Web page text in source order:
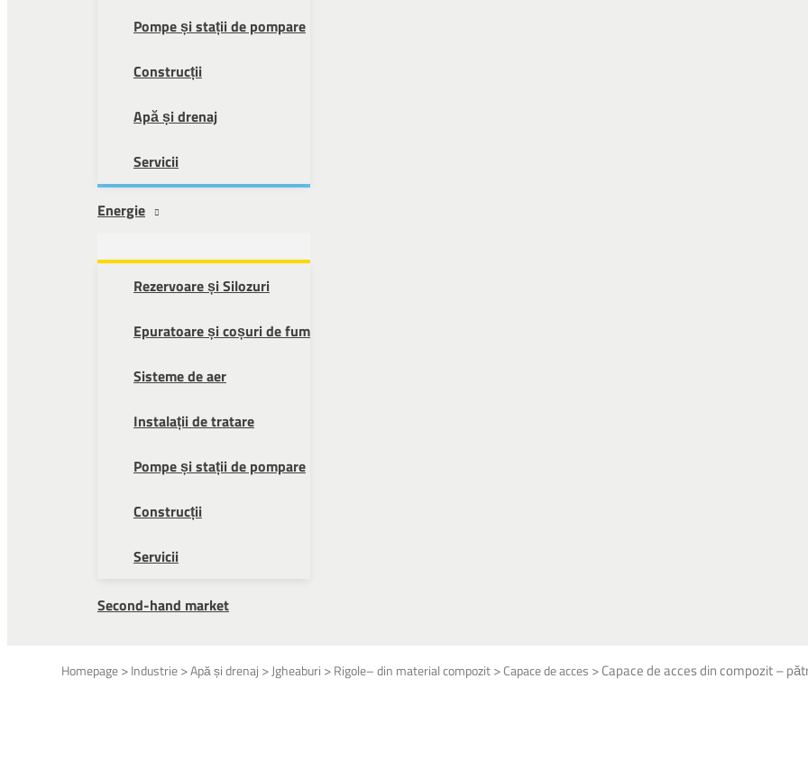
Pompe și stații de pompare
Construcții
Apă și drenaj
Servicii
Energie
Rezervoare și Silozuri
Epuratoare și coșuri de fum
Sisteme de aer
Instalații de tratare
Pompe și stații de pompare
Construcții
Servicii
Second-hand market
Homepage > Industrie >Apă și drenaj >Jgheaburi > Rigole– din material compozit > Capace de acces >Capace de acces din compozit –